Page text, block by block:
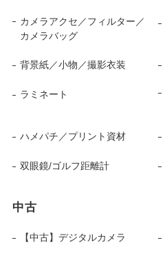
カメラアクセ／フィルター／
カメラバッグ
背景紙／小物／撮影衣装
ラミネート
ハメパチ／プリント資材
双眼鏡/ゴルフ距離計
中古
【中古】デジタルカメラ